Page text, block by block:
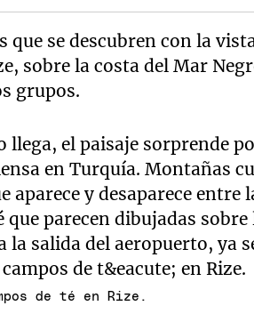
que se descubren con la
sobre la costa del Mar
grupos.
llega, el paisaje sorprende
en Turquía. Montañas
y desaparece entre
que parecen dibujadas
la salida del aeropuerto, ya
de té en Rize.